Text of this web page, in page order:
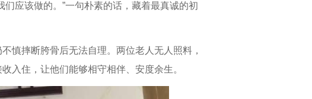
应该做的。”一句朴素的话，藏着最真诚的初
摔断胯骨后无法自理。两位老人无人照料，
入住，让他们能够相守相伴、安度余生。